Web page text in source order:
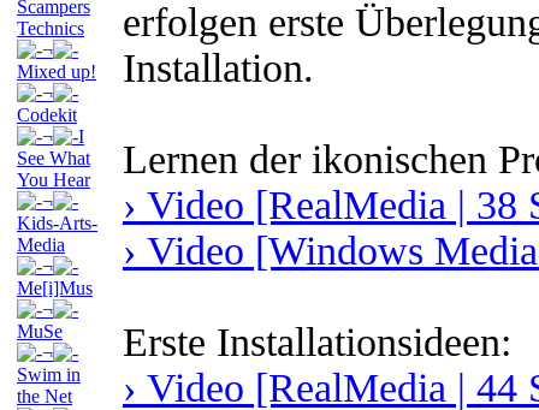
Scampers
Technics
¬
Mixed up!
¬
Codekit
¬
I
See What
You Hear
¬
Kids-Arts-
Media
¬
Me[i]Mus
¬
MuSe
¬
Swim in
the Net
erfolgen erste
Installation.
Lernen der ikonischen
› Video [RealMedia | 38
› Video [Windows
Erste Installationsideen:
› Video [RealMedia | 44